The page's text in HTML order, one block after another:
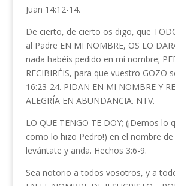
Juan 14:12-14.
De cierto, de cierto os digo, que
al Padre EN MI NOMBRE, OS LO
nada habéis pedido en mí nombre;
RECIBIRÉIS, para que vuestro GOZO
16:23-24. PIDAN EN MI NOMBRE Y
ALEGRÍA EN ABUNDANCIA. NTV.
LO QUE TENGO TE DOY; (¡Demos lo
como lo hizo Pedro!) en el nombre de
levántate y anda. Hechos 3:6-9.
Sea notorio a todos vosotros, y a